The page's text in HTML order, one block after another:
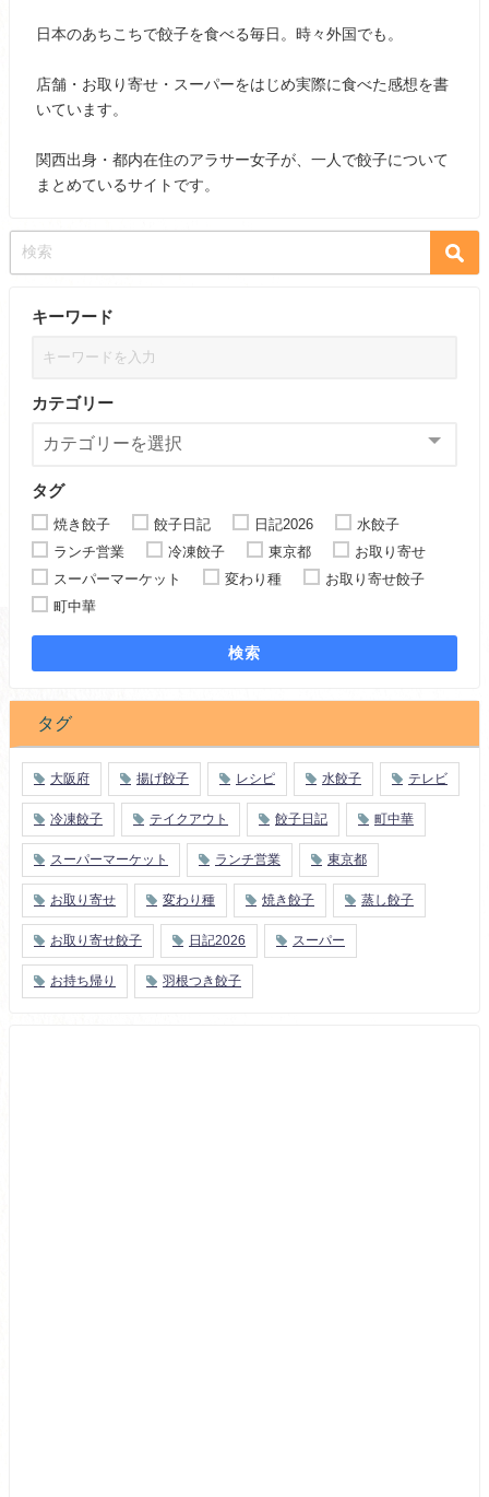
日本のあちこちで餃子を食べる毎日。時々外国でも。
店舗・お取り寄せ・スーパーをはじめ実際に食べた感想を書
いています。
関西出身・都内在住のアラサー女子が、一人で餃子について
まとめているサイトです。
キーワード
カテゴリー
タグ
焼き餃子 餃子日記 日記2026
水餃子
ランチ営業
冷凍餃子 東京都
お取り寄せ
スーパーマーケット
変わり種
お取り寄せ餃子
町中華
検索
タグ
大阪府 揚げ餃子 レシピ 水餃子 テレビ
冷凍餃子 テイクアウト 餃子日記 町中華
スーパーマーケット ランチ営業 東京都
お取り寄せ 変わり種 焼き餃子 蒸し餃子
お取り寄せ餃子 日記2026 スーパー
お持ち帰り 羽根つき餃子